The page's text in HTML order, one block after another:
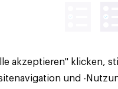
akzeptieren" klicken,
und -